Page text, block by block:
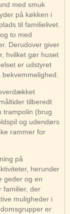
med smuk
på køkken i
til familielivet.
to med
Derudover giver
hvilket gør huset
er udstyret
tilberedt
trampolin (brug
og udendørs
rammer for
på
herunder
geder og en
familier, der
muligheder i
er